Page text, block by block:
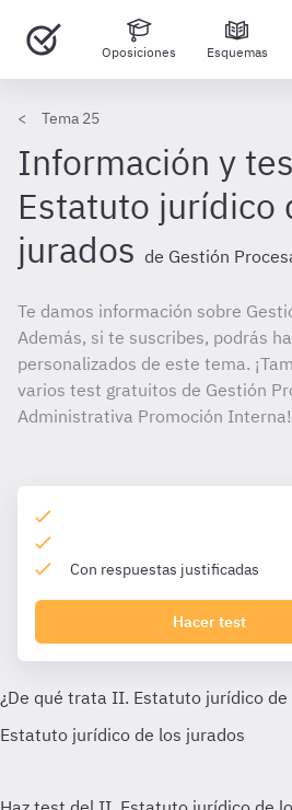
Oposiciones Esquemas
Tema 25
Información y
Estatuto jurídico
jurados de Gestión
Te damos información sobre
Además, si te suscribes, podrás
personalizados de este tema.
varios test gratuitos de Gestión
Administrativa Promoción Interna!
Con respuestas justificadas
Hacer test